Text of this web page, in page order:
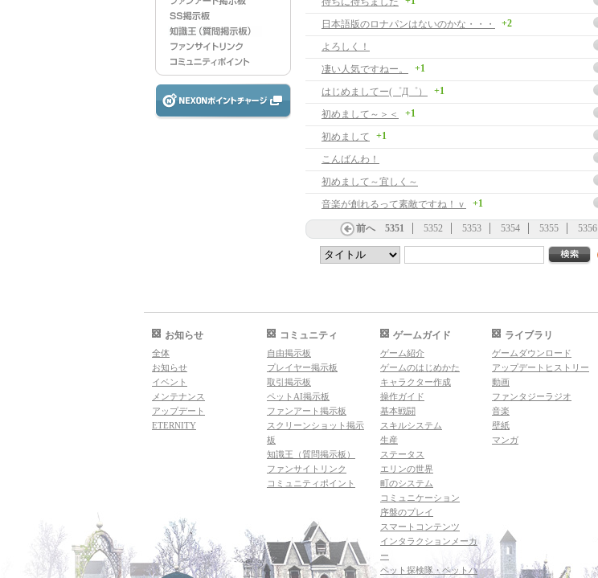
日本語版のロナパンはないのかな・・・
+2
よろしく！
凄い人気ですねー。
+1
はじめましてー(゜Д゜）
+1
初めまして～＞＜
+1
初めまして
+1
こんばんわ！
初めまして～宜しく～
音楽が創れるって素敵ですね！ｖ
+1
前へ 5351 5352 5353 5354 5355 5356
お知らせ
全体
お知らせ
イベント
メンテナンス
アップデート
ETERNITY
コミュニティ
自由掲示板
プレイヤー掲示板
取引掲示板
ペットAI掲示板
ファンアート掲示板
スクリーンショット掲示
板
知識王（質問掲示板）
ファンサイトリンク
コミュニティポイント
ゲームガイド
ゲーム紹介
ゲームのはじめかた
キャラクター作成
操作ガイド
基本戦闘
スキルシステム
生産
ステータス
エリンの世界
町のシステム
コミュニケーション
序盤のプレイ
スマートコンテンツ
インタラクションメーカ
ー
ペット探検隊・ペットハ
ライブラリ
ゲームダウンロード
アップデートヒストリー
動画
ファンタジーラジオ
音楽
壁紙
マンガ